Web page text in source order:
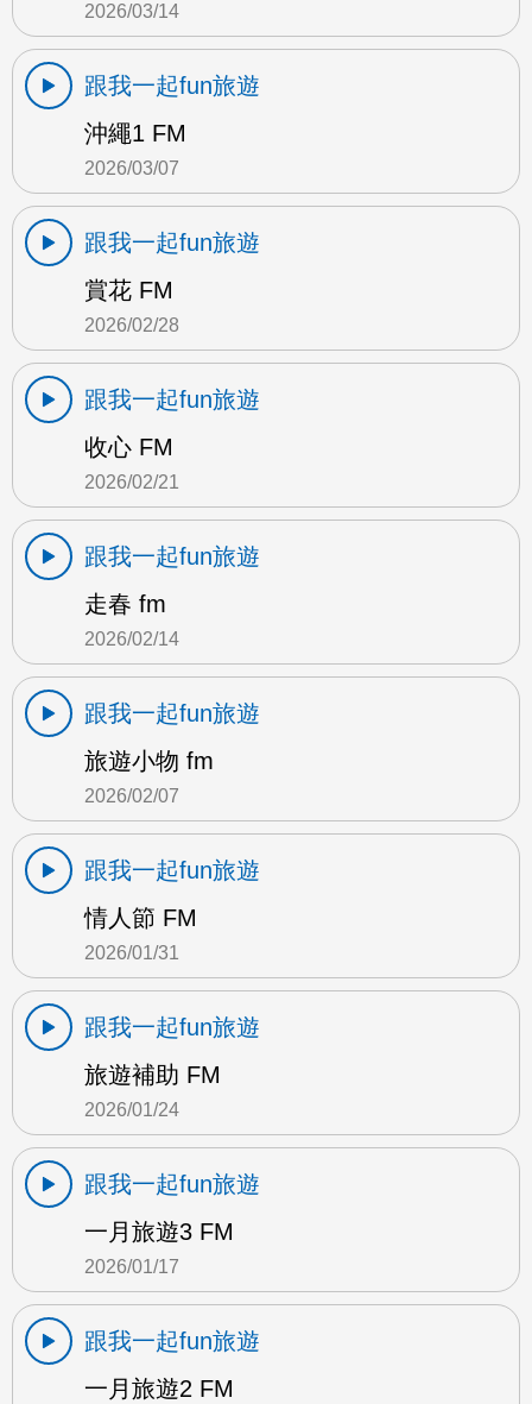
2026/03/14
跟我一起fun旅遊
沖繩1 FM
2026/03/07
跟我一起fun旅遊
賞花 FM
2026/02/28
跟我一起fun旅遊
收心 FM
2026/02/21
跟我一起fun旅遊
走春 fm
2026/02/14
跟我一起fun旅遊
旅遊小物 fm
2026/02/07
跟我一起fun旅遊
情人節 FM
2026/01/31
跟我一起fun旅遊
旅遊補助 FM
2026/01/24
跟我一起fun旅遊
一月旅遊3 FM
2026/01/17
跟我一起fun旅遊
一月旅遊2 FM